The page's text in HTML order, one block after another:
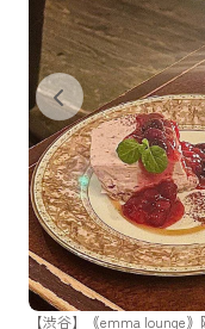
【渋谷】｟emma lounge